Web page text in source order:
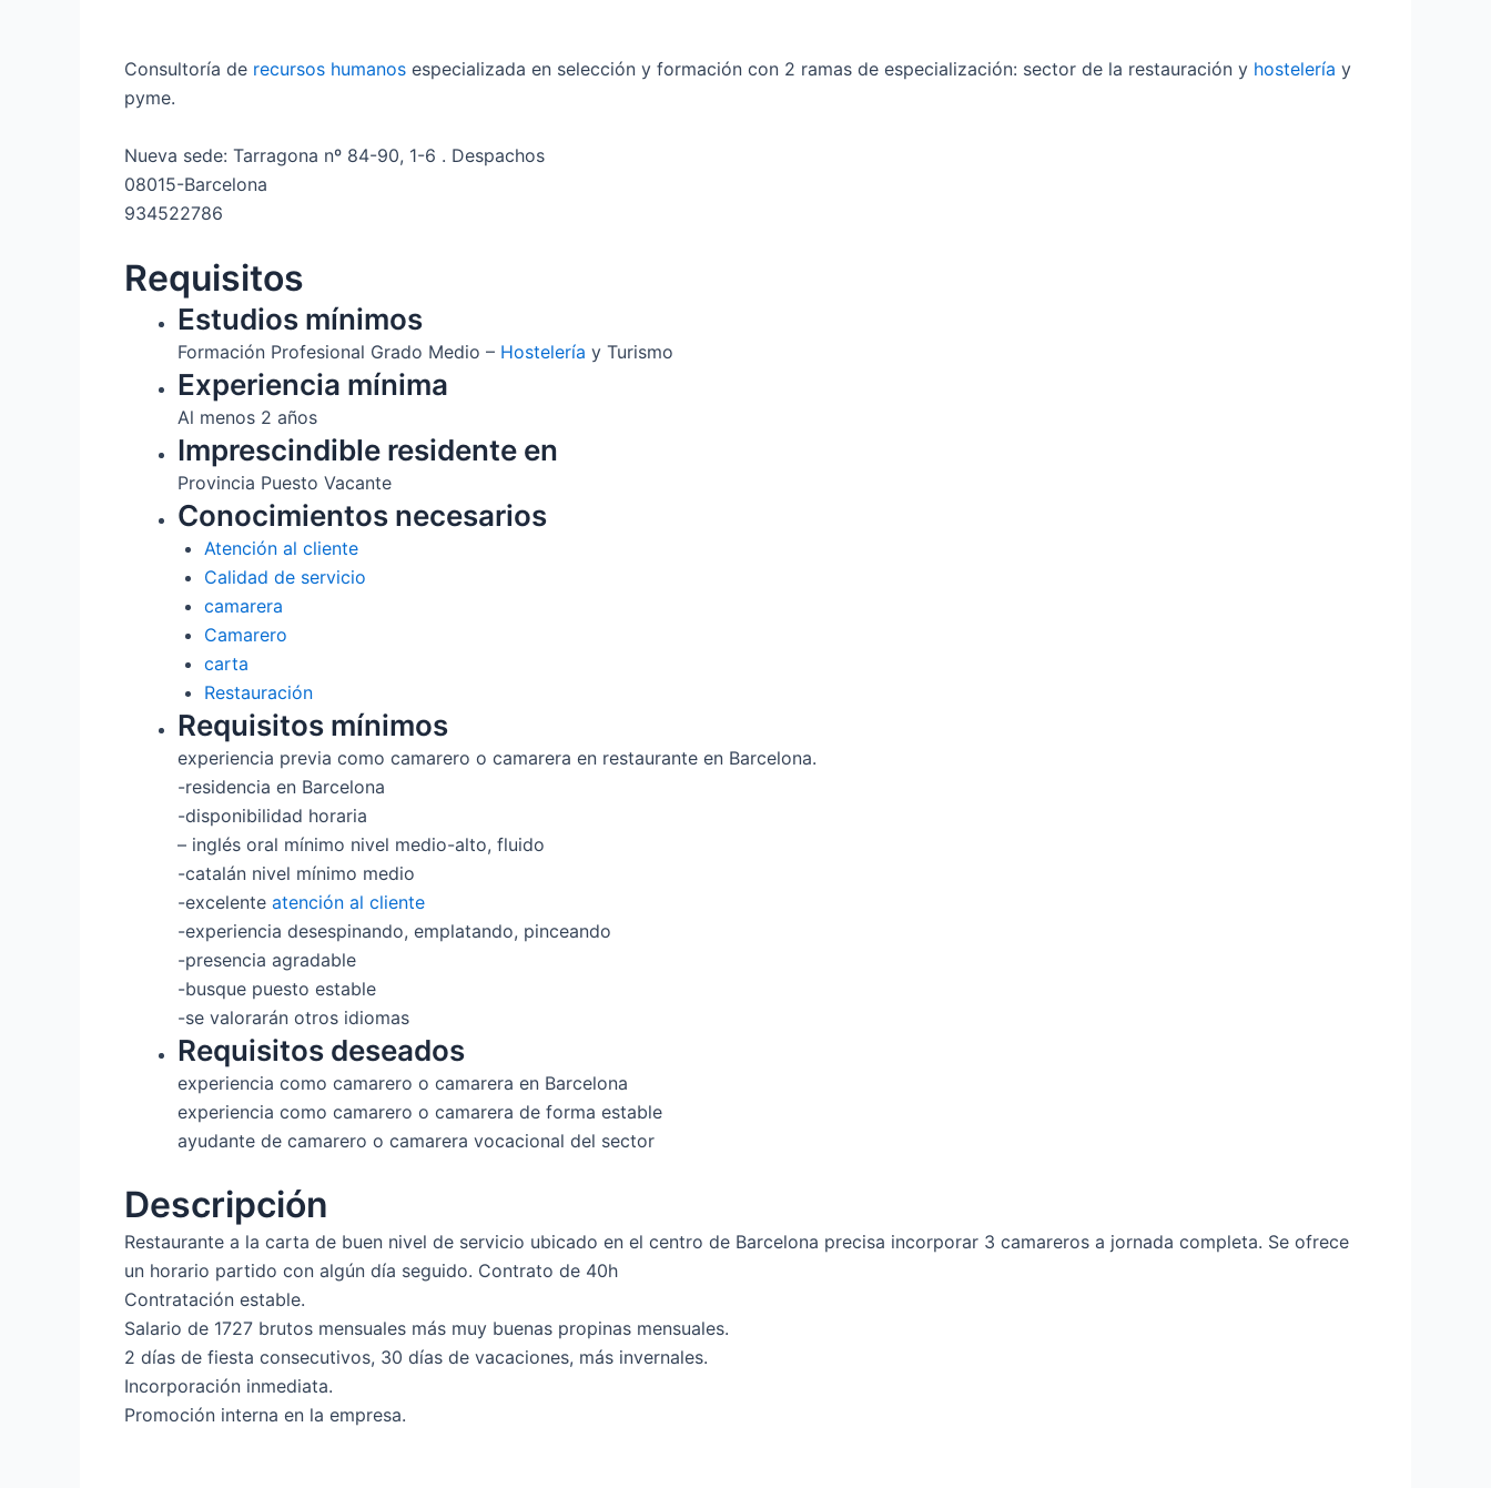
Consultoría de recursos humanos especializada en selección y formación con 2 ramas de especialización: sector de la restauración y hostelería y
pyme.
Nueva sede: Tarragona nº 84-90, 1-6 . Despachos
08015-Barcelona
934522786
Requisitos
Estudios mínimos
Formación Profesional Grado Medio – Hostelería y Turismo
Experiencia mínima
Al menos 2 años
Imprescindible residente en
Provincia Puesto Vacante
Conocimientos necesarios
Atención al cliente
Calidad de servicio
camarera
Camarero
carta
Restauración
Requisitos mínimos
experiencia previa como camarero o camarera en restaurante en Barcelona.
-residencia en Barcelona
-disponibilidad horaria
– inglés oral mínimo nivel medio-alto, fluido
-catalán nivel mínimo medio
-excelente atención al cliente
-experiencia desespinando, emplatando, pinceando
-presencia agradable
-busque puesto estable
-se valorarán otros idiomas
Requisitos deseados
experiencia como camarero o camarera en Barcelona
experiencia como camarero o camarera de forma estable
ayudante de camarero o camarera vocacional del sector
Descripción
Restaurante a la carta de buen nivel de servicio ubicado en el centro de Barcelona precisa incorporar 3 camareros a jornada completa. Se ofrece
un horario partido con algún día seguido. Contrato de 40h
Contratación estable.
Salario de 1727 brutos mensuales más muy buenas propinas mensuales.
2 días de fiesta consecutivos, 30 días de vacaciones, más invernales.
Incorporación inmediata.
Promoción interna en la empresa.